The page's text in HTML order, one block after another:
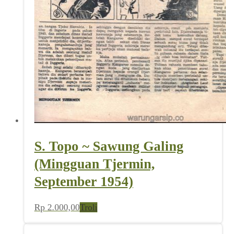
S. Topo ~ Sawung Galing
(Mingguan Tjermin,
September 1954)
Rp 2.000,00Troli